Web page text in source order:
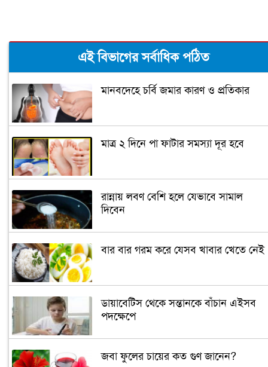
এই বিভাগের সর্বাধিক পঠিত
মানবদেহে চর্বি জমার কারণ ও প্রতিকার
মাত্র ২ দিনে পা ফাটার সমস্যা দূর হবে
রান্নায় লবণ বেশি হলে যেভাবে সামাল
দিবেন
বার বার গরম করে যেসব খাবার খেতে নেই
ডায়াবেটিস থেকে সন্তানকে বাঁচান এইসব
পদক্ষেপে
জবা ফুলের চায়ের কত গুণ জানেন?